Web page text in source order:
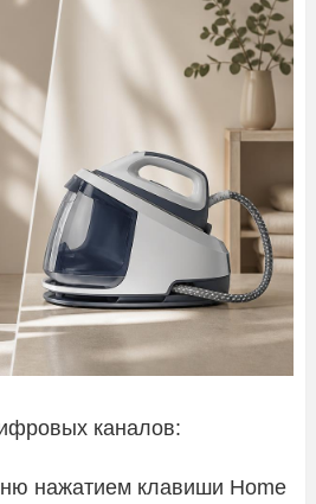
каналов:
нажатием клавиши Home